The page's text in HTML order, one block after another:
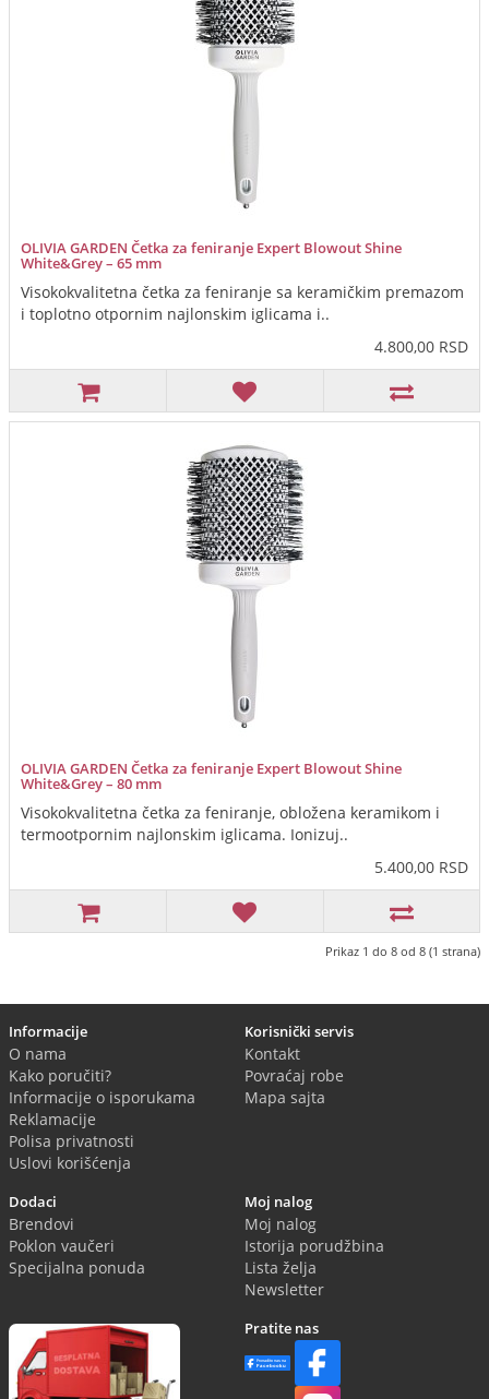
OLIVIA GARDEN Četka za feniranje Expert Blowout Shine
White&Grey – 65 mm
Visokokvalitetna četka za feniranje sa keramičkim premazom
i toplotno otpornim najlonskim iglicama i..
4.800,00 RSD
OLIVIA GARDEN Četka za feniranje Expert Blowout Shine
White&Grey – 80 mm
Visokokvalitetna četka za feniranje, obložena keramikom i
termootpornim najlonskim iglicama. Ionizuj..
5.400,00 RSD
Prikaz 1 do 8 od 8 (1 strana)
Informacije
O nama
Kako poručiti?
Informacije o isporukama
Reklamacije
Polisa privatnosti
Uslovi korišćenja
Korisnički servis
Kontakt
Povraćaj robe
Mapa sajta
Dodaci
Brendovi
Poklon vaučeri
Specijalna ponuda
Moj nalog
Moj nalog
Istorija porudžbina
Lista želja
Newsletter
Pratite nas